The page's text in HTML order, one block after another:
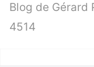
Blog de Gérard
4514